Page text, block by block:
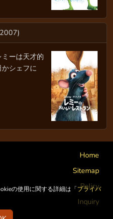
の使用に関する詳細は「プライバ
ーは天才的
シェフに
Home
Sitemap
Policy
Inquiry